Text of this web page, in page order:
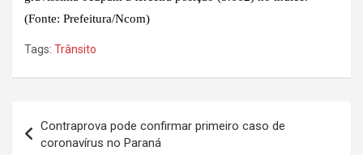
(Fonte: Prefeitura/Ncom)
Tags: Trânsito
de
Contraprova pode confirmar primeiro caso de
coronavírus no Paraná